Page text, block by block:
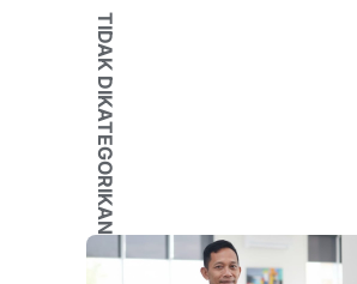
TIDAK DIKATEGORIKAN